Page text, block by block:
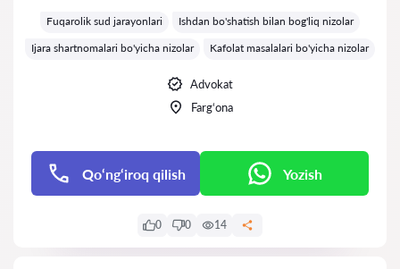
Fuqarolik sud jarayonlari
Ishdan bo'shatish bilan bog'liq nizolar
Ijara shartnomalari bo'yicha nizolar
Kafolat masalalari bo'yicha nizolar
Advokat
Farg‘ona
Qo‘ng‘iroq qilish Yozish
0 0 14